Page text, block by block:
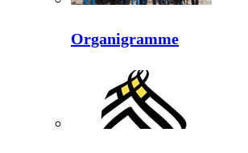
Organigramme